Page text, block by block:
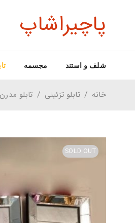
پاچیراشاپ
شلف و استند مجسمه
خانه / تابلو تزئینی / تابلو مدرن
SOLD OUT